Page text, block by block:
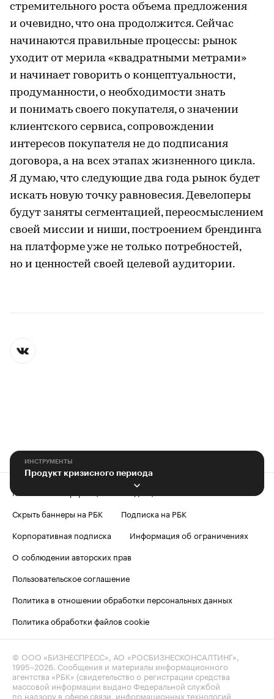
стремительного роста объема предложения
и очевидно, что она продолжится. Сейчас
начинаются правильные процессы: рынок
уходит от мерила «квадратными метрами»
и начинает говорить о концептуальности,
продуманности, о необходимости знать
и понимать своего покупателя, о значении
клиентского сервиса, сопровождении
интересов покупателя не до подписания
договора, а на всех этапах жизненного цикла.
Я думаю, что следующие два года рынок будет
искать новую точку равновесия. Девелоперы
будут заняты сегментацией, переосмыслением
своей миссии и ниши, построением брендинга
на платформе уже не только потребностей,
но и ценностей своей целевой аудитории.
ИНСТРУМЕНТЫ
Продукт кризисного периода
Контактная информация
Редакция
Скрыть баннеры на РБК
Подписка на РБК
Корпоративная подписка
Информация об ограничениях
О соблюдении авторских прав
Пользовательское соглашение
Политика в отношении обработки персональных данных
Политика обработки файлов cookie
© ООО «БИЗНЕСПРЕСС», АО «РОСБИЗНЕСКОНСАЛТИНГ»,
1995–2026 . Сообщения и материалы информационного
агентства «РБК» (свидетельство о регистрации средства
массовой информации выдано Федеральной службой
по надзору в сфере связи, информационных технологий